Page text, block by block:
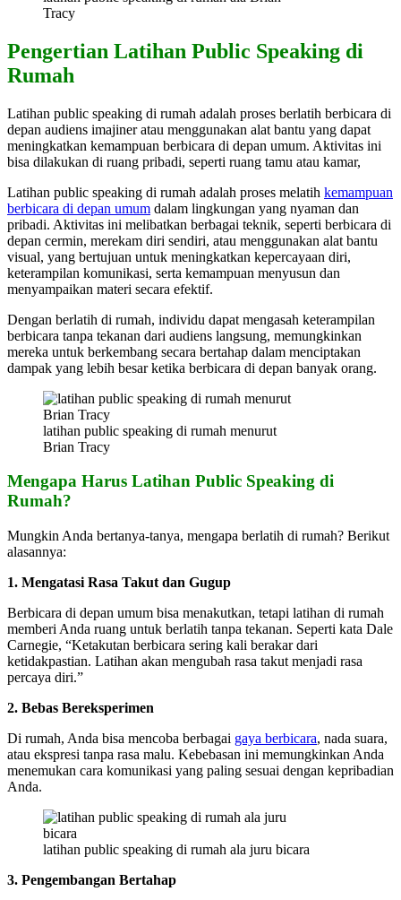
Tracy
Pengertian Latihan Public Speaking di
Rumah
Latihan public speaking di rumah adalah proses berlatih berbicara di
depan audiens imajiner atau menggunakan alat bantu yang dapat
meningkatkan kemampuan berbicara di depan umum. Aktivitas ini
bisa dilakukan di ruang pribadi, seperti ruang tamu atau kamar,
Latihan public speaking di rumah adalah proses melatih kemampuan
berbicara di depan umum dalam lingkungan yang nyaman dan
pribadi. Aktivitas ini melibatkan berbagai teknik, seperti berbicara di
depan cermin, merekam diri sendiri, atau menggunakan alat bantu
visual, yang bertujuan untuk meningkatkan kepercayaan diri,
keterampilan komunikasi, serta kemampuan menyusun dan
menyampaikan materi secara efektif.
Dengan berlatih di rumah, individu dapat mengasah keterampilan
berbicara tanpa tekanan dari audiens langsung, memungkinkan
mereka untuk berkembang secara bertahap dalam menciptakan
dampak yang lebih besar ketika berbicara di depan banyak orang.
latihan public speaking di rumah menurut
Brian Tracy
Mengapa Harus Latihan Public Speaking di
Rumah?
Mungkin Anda bertanya-tanya, mengapa berlatih di rumah? Berikut
alasannya:
1. Mengatasi Rasa Takut dan Gugup
Berbicara di depan umum bisa menakutkan, tetapi latihan di rumah
memberi Anda ruang untuk berlatih tanpa tekanan. Seperti kata Dale
Carnegie, “Ketakutan berbicara sering kali berakar dari
ketidakpastian. Latihan akan mengubah rasa takut menjadi rasa
percaya diri.”
2. Bebas Bereksperimen
Di rumah, Anda bisa mencoba berbagai gaya berbicara, nada suara,
atau ekspresi tanpa rasa malu. Kebebasan ini memungkinkan Anda
menemukan cara komunikasi yang paling sesuai dengan kepribadian
Anda.
latihan public speaking di rumah ala juru bicara
3. Pengembangan Bertahap